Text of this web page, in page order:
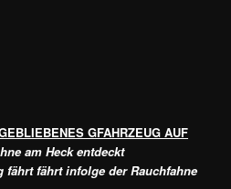
GFAHRZEUG AUF
am Heck entdeckt
fährt fährt infolge der Rauchfahne